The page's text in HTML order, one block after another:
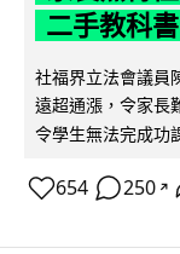
二手教科
社福界立法會議員
遠超通漲，令家長
令學生無法完成功
654 250 ↗